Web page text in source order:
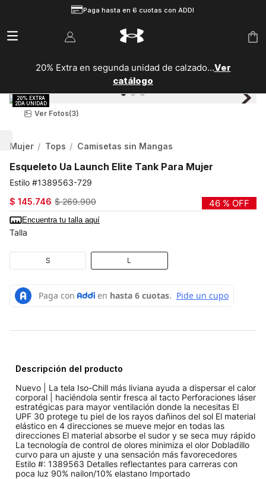
Paga hasta en 6 cuotas con ADDI
20% Extra en segunda unidad de calzado...Ver
catálogo
Ver Fotos(3)
Mujer Tops Camisetas sin Mangas
Esqueleto Ua Launch Elite Tank Para Mujer
1389563-729
$ 145.746 $ 269.900 46 % OFF
Encuentra tu talla aquí
Talla
S L
Descripción del producto
Nuevo | La tela Iso-Chill más liviana ayuda a dispersar el calor
corporal | haciéndola sentir fresca al tacto Perforaciones láser
estratégicas para mayor ventilación donde la necesitas El
UPF 30 protege tu piel de los rayos dañinos del sol El material
elástico en 4 direcciones se mueve mejor en todas las
direcciones El material absorbe el sudor y se seca muy rápido
La tecnología de control de olores minimiza el olor Dobladillo
curvo para un ajuste y una sensación más favorecedores
Estilo #: 1389563 Detalles reflectantes para carreras con
poca luz 90% nailon/10% elastano Importado